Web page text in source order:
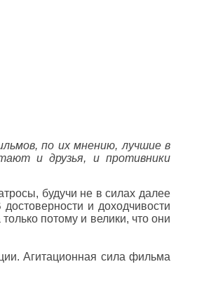
по их мнению, лучшие в
и друзья, и противники
будучи не в силах далее
и доходчивости
потому и велики, что они
Агитационная сила фильма